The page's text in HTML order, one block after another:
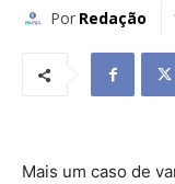
Por Redação
Mais um caso de